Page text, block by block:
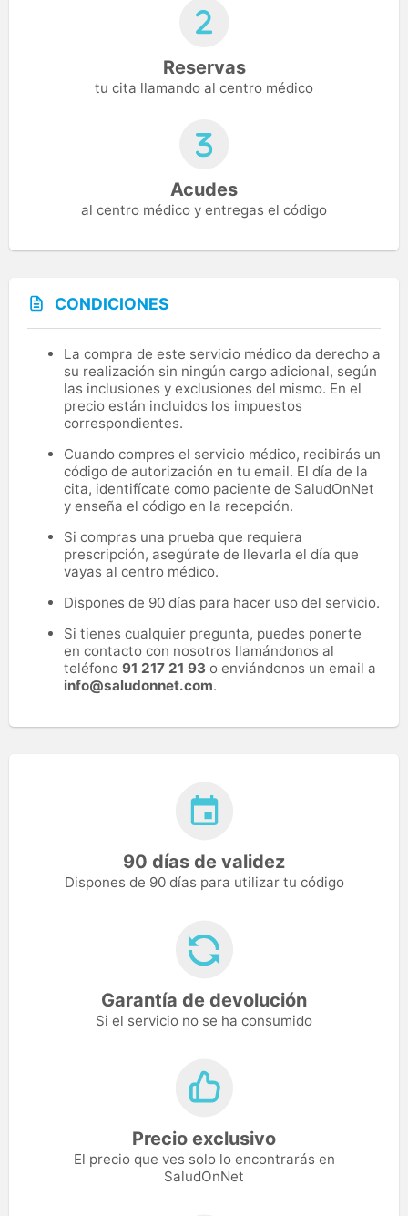
Reservas
tu cita llamando al centro médico
Acudes
al centro médico y entregas el código
CONDICIONES
La compra de este servicio médico da derecho a
su realización sin ningún cargo adicional, según
las inclusiones y exclusiones del mismo. En el
precio están incluidos los impuestos
correspondientes.
Cuando compres el servicio médico, recibirás un
código de autorización en tu email. El día de la
cita, identifícate como paciente de SaludOnNet
y enseña el código en la recepción.
Si compras una prueba que requiera
prescripción, asegúrate de llevarla el día que
vayas al centro médico.
Dispones de 90 días para hacer uso del servicio.
Si tienes cualquier pregunta, puedes ponerte
en contacto con nosotros llamándonos al
teléfono 91 217 21 93 o enviándonos un email a
info@saludonnet.com.
90 días de validez
Dispones de 90 días para utilizar tu código
Garantía de devolución
Si el servicio no se ha consumido
Precio exclusivo
El precio que ves solo lo encontrarás en
SaludOnNet